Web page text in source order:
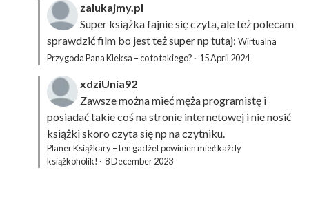
zalukajmy.pl
Super książka fajnie się czyta, ale też polecam
sprawdzić film bo jest też super np tutaj: Wirtualna
Przygoda Pana Kleksa – co to takiego? · 15 April 2024
xdziUnia92
Zawsze można mieć męża programistę i
posiadać takie coś na stronie internetowej i nie nosić
książki skoro czyta się np na czytniku.
Planer Książkary – ten gadżet powinien mieć każdy
książkoholik! · 8 December 2023